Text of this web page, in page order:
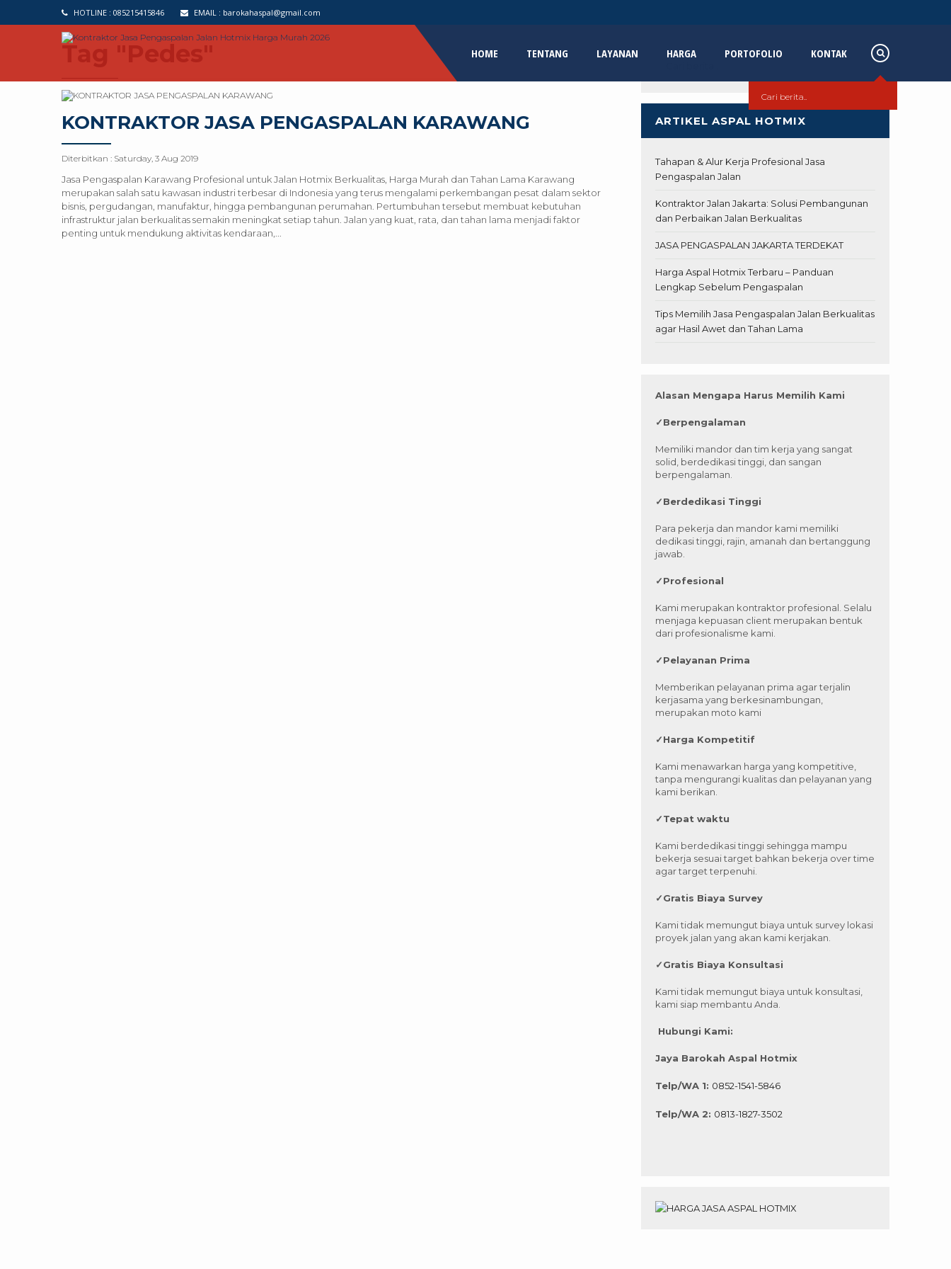
HOTLINE : 085215415846 EMAIL : barokahaspal@gmail.com
HOME TENTANG LAYANAN HARGA PORTOFOLIO KONTAK
Tag "Pedes"
KONTRAKTOR JASA PENGASPALAN KARAWANG
Diterbitkan : Saturday, 3 Aug 2019
Jasa Pengaspalan Karawang Profesional untuk Jalan Hotmix Berkualitas, Harga Murah dan Tahan Lama Karawang
merupakan salah satu kawasan industri terbesar di Indonesia yang terus mengalami perkembangan pesat dalam sektor
bisnis, pergudangan, manufaktur, hingga pembangunan perumahan. Pertumbuhan tersebut membuat kebutuhan
infrastruktur jalan berkualitas semakin meningkat setiap tahun. Jalan yang kuat, rata, dan tahan lama menjadi faktor
penting untuk mendukung aktivitas kendaraan,...
ARTIKEL ASPAL HOTMIX
Tahapan & Alur Kerja Profesional Jasa
Pengaspalan Jalan
Kontraktor Jalan Jakarta: Solusi Pembangunan
dan Perbaikan Jalan Berkualitas
JASA PENGASPALAN JAKARTA TERDEKAT
Harga Aspal Hotmix Terbaru – Panduan
Lengkap Sebelum Pengaspalan
Tips Memilih Jasa Pengaspalan Jalan Berkualitas
agar Hasil Awet dan Tahan Lama
Alasan Mengapa Harus Memilih Kami
✓Berpengalaman
Memiliki mandor dan tim kerja yang sangat
solid, berdedikasi tinggi, dan sangan
berpengalaman.
✓Berdedikasi Tinggi
Para pekerja dan mandor kami memiliki
dedikasi tinggi, rajin, amanah dan bertanggung
jawab.
✓Profesional
Kami merupakan kontraktor profesional. Selalu
menjaga kepuasan client merupakan bentuk
dari profesionalisme kami.
✓Pelayanan Prima
Memberikan pelayanan prima agar terjalin
kerjasama yang berkesinambungan,
merupakan moto kami
✓Harga Kompetitif
Kami menawarkan harga yang kompetitive,
tanpa mengurangi kualitas dan pelayanan yang
kami berikan.
✓Tepat waktu
Kami berdedikasi tinggi sehingga mampu
bekerja sesuai target bahkan bekerja over time
agar target terpenuhi.
✓Gratis Biaya Survey
Kami tidak memungut biaya untuk survey lokasi
proyek jalan yang akan kami kerjakan.
✓Gratis Biaya Konsultasi
Kami tidak memungut biaya untuk konsultasi,
kami siap membantu Anda.
Hubungi Kami:
Jaya Barokah Aspal Hotmix
Telp/WA 1: 0852-1541-5846
Telp/WA 2: 0813-1827-3502